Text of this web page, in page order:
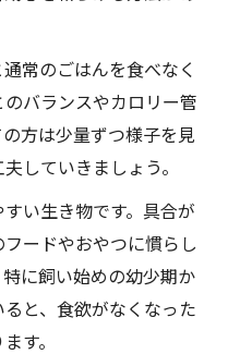
常のごはんを食べなく
バランスやカロリー管
方は少量ずつ様子を見
していきましょう。
い生き物です。具合が
ードやおやつに慣らし
に飼い始めの幼少期か
と、食欲がなくなった
す。